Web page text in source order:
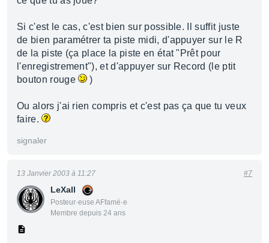
Si c'est le cas, c'est bien sur possible. Il suffit juste
de bien paramétrer ta piste midi, d'appuyer sur le R
de la piste (ça place la piste en état "Prêt pour
l'enregistrement"), et d'appuyer sur Record (le ptit
bouton rouge
)
Ou alors j'ai rien compris et c'est pas ça que tu veux
faire.
signaler
LeXall
Posteur·euse AFfamé·e
Membre depuis 24 ans
13 Janvier 2003 à 11:27 #7